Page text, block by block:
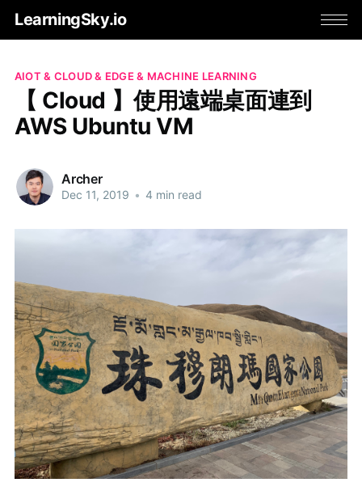
LearningSky.io
AIOT & CLOUD & EDGE & MACHINE LEARNING
【 Cloud 】使用遠端桌面連到
AWS Ubuntu VM
Archer
Dec 11, 2019 • 4 min read